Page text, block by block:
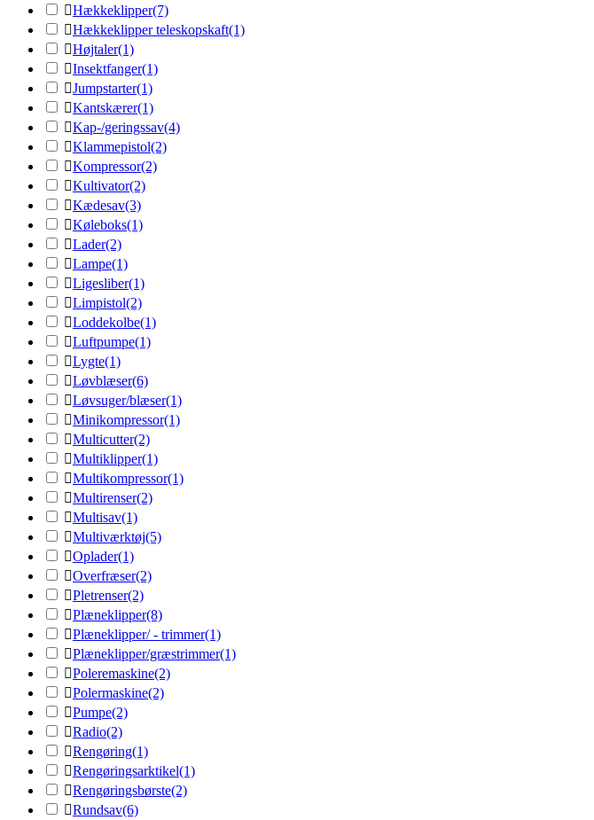
Hækkeklipper(7)
Hækkeklipper teleskopskaft(1)
Højtaler(1)
Insektfanger(1)
Jumpstarter(1)
Kantskærer(1)
Kap-/geringssav(4)
Klammepistol(2)
Kompressor(2)
Kultivator(2)
Kædesav(3)
Køleboks(1)
Lader(2)
Lampe(1)
Ligesliber(1)
Limpistol(2)
Loddekolbe(1)
Luftpumpe(1)
Lygte(1)
Løvblæser(6)
Løvsuger/blæser(1)
Minikompressor(1)
Multicutter(2)
Multiklipper(1)
Multikompressor(1)
Multirenser(2)
Multisav(1)
Multiværktøj(5)
Oplader(1)
Overfræser(2)
Pletrenser(2)
Plæneklipper(8)
Plæneklipper/ - trimmer(1)
Plæneklipper/græstrimmer(1)
Poleremaskine(2)
Polermaskine(2)
Pumpe(2)
Radio(2)
Rengøring(1)
Rengøringsarktikel(1)
Rengøringsbørste(2)
Rundsav(6)